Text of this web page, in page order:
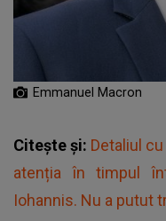
Emmanuel Macron
Citește și: Detaliul
atenția în timpul
Iohannis. Nu a putut